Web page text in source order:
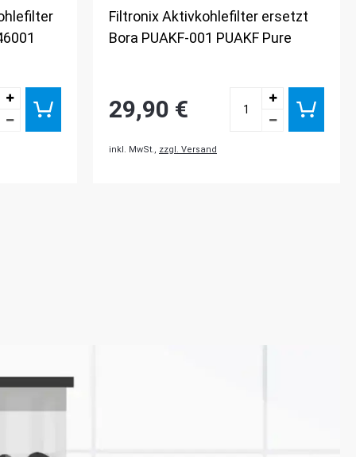
Filtronix Aktivkohlefilter ersetzt
Bora PUAKF-001 PUAKF Pure
29,90 €
inkl. MwSt., zzgl. Versand